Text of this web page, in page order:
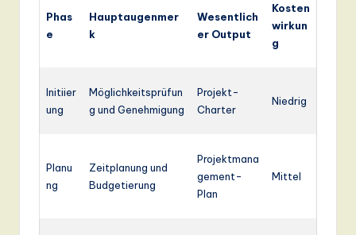
Phas
e
Hauptaugenmer
k
Wesentlich
er Output
Kosten
wirkun
g
Initiier
ung
Möglichkeitsprüfun
g und Genehmigung
Projekt-
Charter
Niedrig
Planu
ng
Zeitplanung und
Budgetierung
Projektmana
gement-
Plan
Mittel